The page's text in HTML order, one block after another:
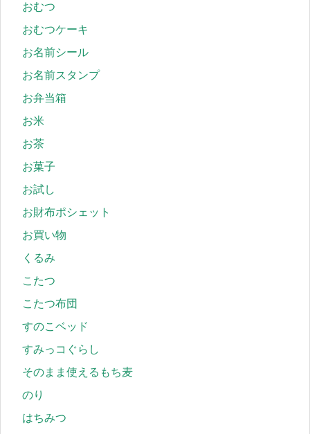
おむつ
おむつケーキ
お名前シール
お名前スタンプ
お弁当箱
お米
お茶
お菓子
お試し
お財布ポシェット
お買い物
くるみ
こたつ
こたつ布団
すのこベッド
すみっコぐらし
そのまま使えるもち麦
のり
はちみつ